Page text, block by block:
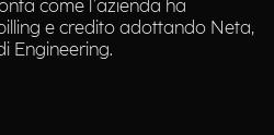
come l’azienda ha
e credito adottando Neta,
Engineering.